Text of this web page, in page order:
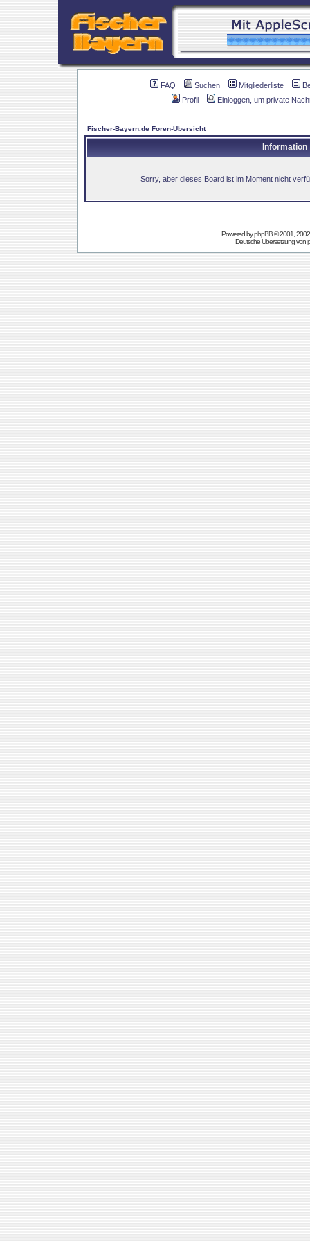
FAQ Suchen Mitgliederliste
Profil
Einloggen, um private
Fischer-Bayern.de Foren-Übersicht
Information
Sorry, aber dieses Board ist im Moment nicht
Powered byphpBB© 2001,
Deutsche Übersetzung von